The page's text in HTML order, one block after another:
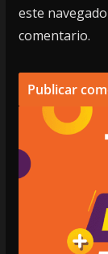
este
comentario.